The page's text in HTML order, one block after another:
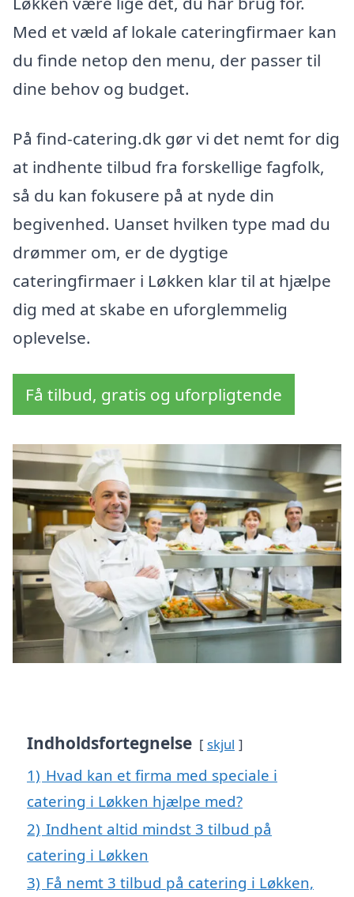
Med et væld af lokale cateringfirmaer kan
du finde netop den menu, der passer til
dine behov og budget.
På find-catering.dk gør vi det nemt for dig
at indhente tilbud fra forskellige fagfolk,
så du kan fokusere på at nyde din
begivenhed. Uanset hvilken type mad du
drømmer om, er de dygtige
cateringfirmaer i Løkken klar til at hjælpe
dig med at skabe en uforglemmelig
oplevelse.
Få tilbud, gratis og uforpligtende
Indholdsfortegnelse skjul
1) Hvad kan et firma med speciale i
catering i Løkken hjælpe med?
2) Indhent altid mindst 3 tilbud på
catering i Løkken
3) Få nemt 3 tilbud på catering i Løkken,